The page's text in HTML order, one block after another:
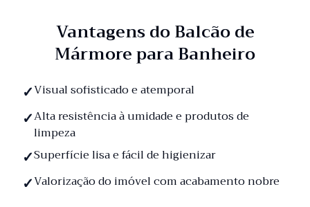
Vantagens do Balcão de
Mármore para Banheiro
Visual sofisticado e atemporal
Alta resistência à umidade e produtos de
limpeza
Superfície lisa e fácil de higienizar
Valorização do imóvel com acabamento nobre